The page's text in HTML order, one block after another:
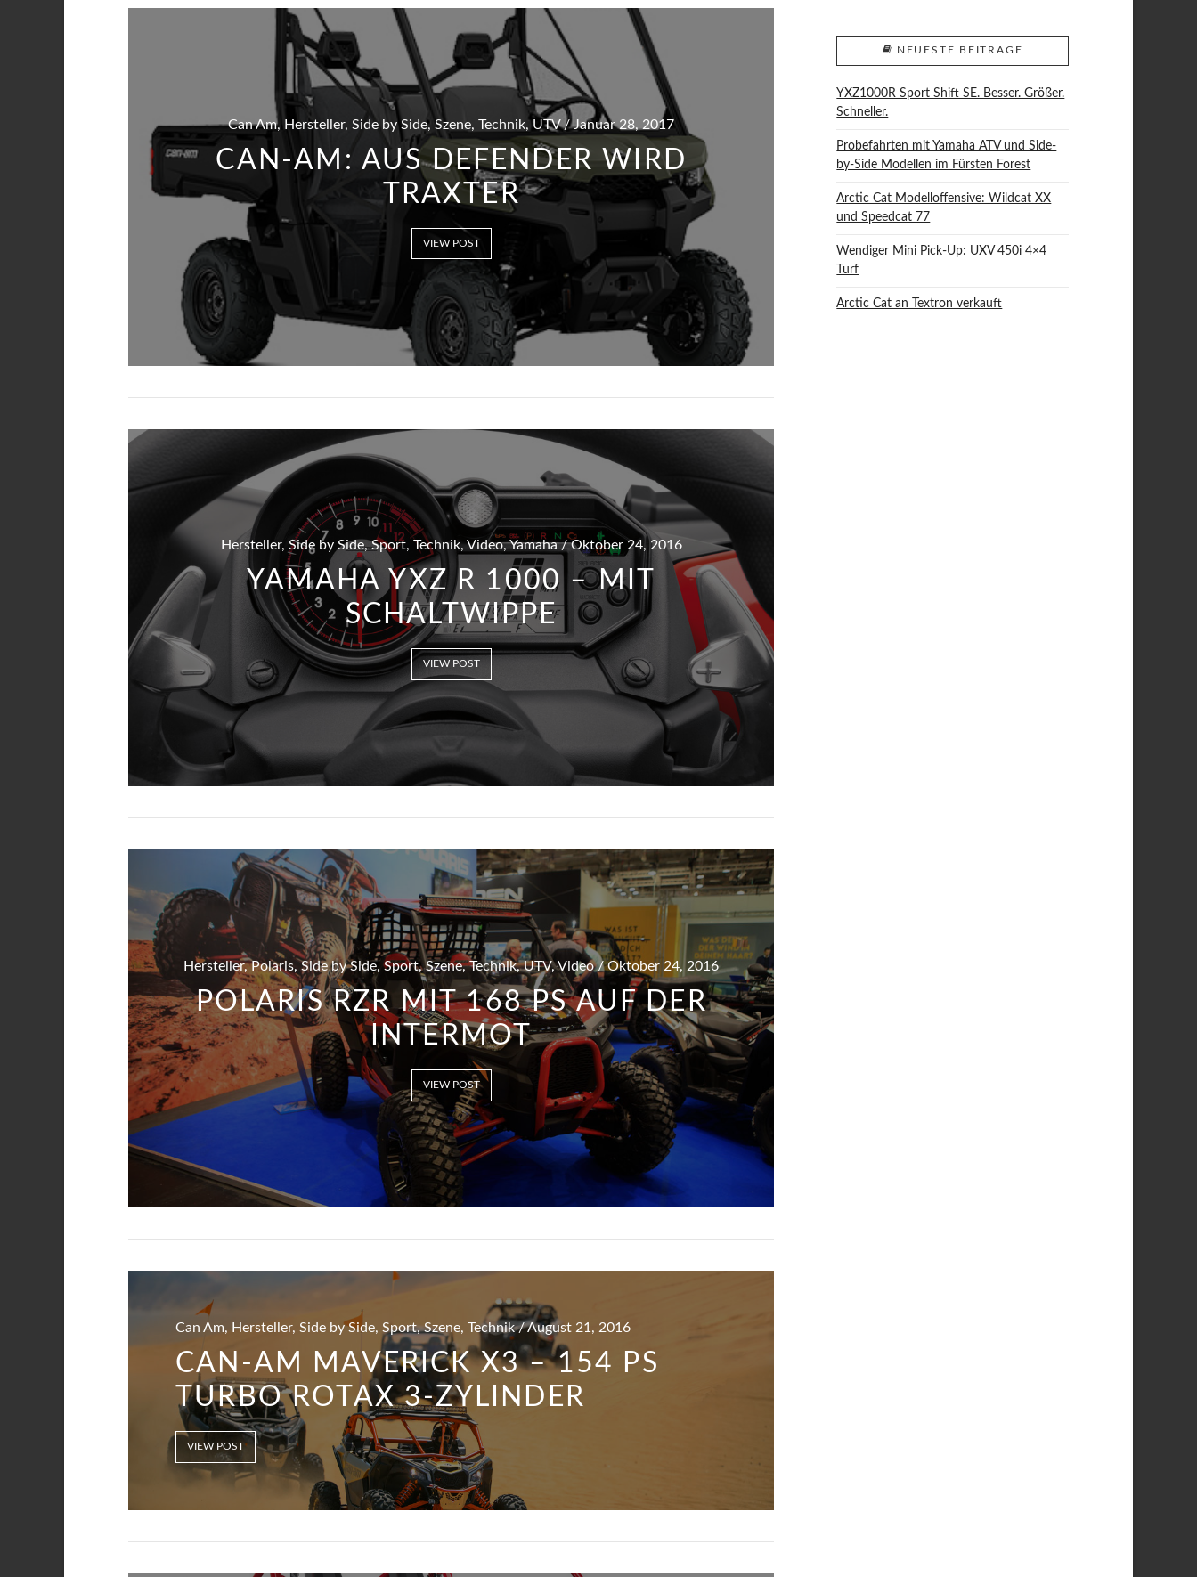
Can Am, Hersteller, Side by Side, Szene, Technik, UTV / Januar 28, 2017
CAN-AM: AUS DEFENDER WIRD
TRAXTER
VIEW POST
Hersteller, Side by Side, Sport, Technik, Video, Yamaha / Oktober 24, 2016
YAMAHA YXZ R 1000 – MIT
SCHALTWIPPE
VIEW POST
Hersteller, Polaris, Side by Side, Sport, Szene, Technik, UTV, Video / Oktober 24, 2016
POLARIS RZR MIT 168 PS AUF DER
INTERMOT
VIEW POST
Can Am, Hersteller, Side by Side, Sport, Szene, Technik / August 21, 2016
CAN-AM MAVERICK X3 – 154 PS
TURBO ROTAX 3-ZYLINDER
VIEW POST
NEUESTE BEITRÄGE
YXZ1000R Sport Shift SE. Besser. Größer.
Schneller.
Probefahrten mit Yamaha ATV und Side-
by-Side Modellen im Fürsten Forest
Arctic Cat Modelloffensive: Wildcat XX
und Speedcat 77
Wendiger Mini Pick-Up: UXV 450i 4×4
Turf
Arctic Cat an Textron verkauft